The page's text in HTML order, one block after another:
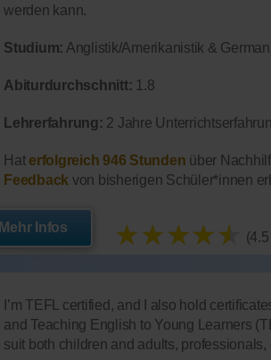
werden kann.
Studium: Anglistik/Amerikanistik &
Abiturdurchschnitt: 1.8
Lehrerfahrung: 2 Jahre
Hat erfolgreich 946 Stunden über
Feedback von bisherigen Schüler*innen
Mehr Infos ★★★★★
I’m TEFL certified, and I also hold
and Teaching English to Young Learners
suit both children and adults, professionals,